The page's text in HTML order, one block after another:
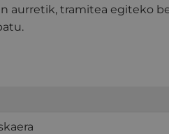
aurretik, tramitea egiteko